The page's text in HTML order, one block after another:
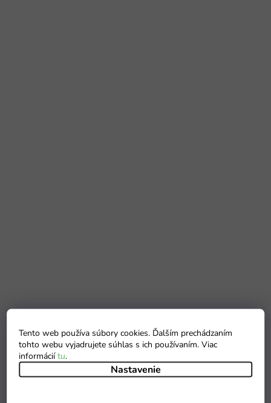
Tento web používa súbory cookies. Ďalším prechádzaním
tohto webu vyjadrujete súhlas s ich používaním. Viac
informáciítu.
Nastavenie